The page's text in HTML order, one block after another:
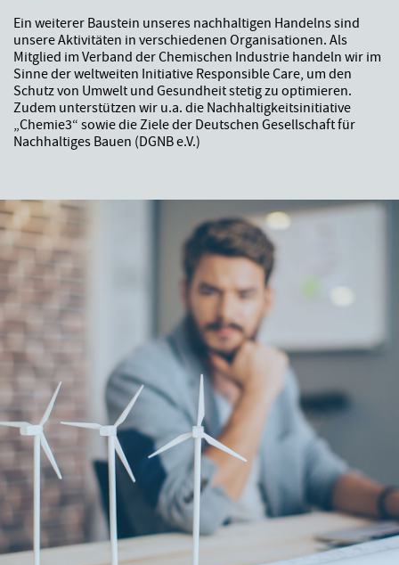
Ein weiterer Baustein unseres nachhaltigen Handelns sind
unsere Aktivitäten in verschiedenen Organisationen. Als
Mitglied im Verband der Chemischen Industrie handeln wir im
Sinne der weltweiten Initiative Responsible Care, um den
Schutz von Umwelt und Gesundheit stetig zu optimieren.
Zudem unterstützen wir u.a. die Nachhaltigkeitsinitiative
„Chemie3“ sowie die Ziele der Deutschen Gesellschaft für
Nachhaltiges Bauen (DGNB e.V.)